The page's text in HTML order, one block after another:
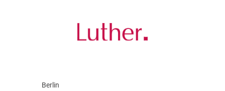
Berlin